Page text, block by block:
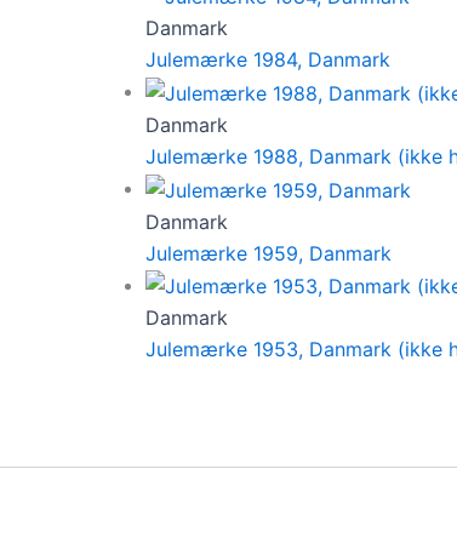
Danmark
Julemærke 1984, Danmark
Danmark
Julemærke 1988, Danmark (ikke
Danmark
Julemærke 1959, Danmark
Danmark
Julemærke 1953, Danmark (ikke